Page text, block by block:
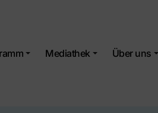
Mediathek Über uns